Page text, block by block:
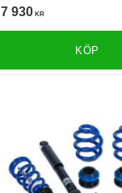
7 930 KR
KÖP